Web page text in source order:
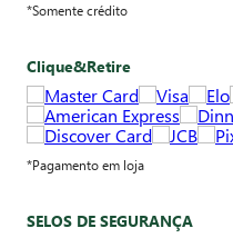
*Somente crédito
Clique&Retire
*Pagamento em loja
SELOS DE SEGURANÇA